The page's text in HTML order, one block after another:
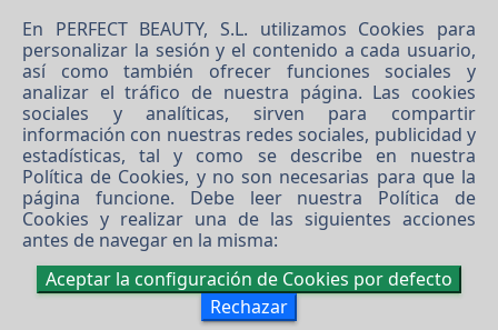
©2026 PERFECT BEAUTY, S.L.
Software XgestEvo
En PERFECT BEAUTY, S.L. utilizamos Cookies para
personalizar la sesión y el contenido a cada usuario,
así como también ofrecer funciones sociales y
analizar el tráfico de nuestra página. Las cookies
sociales y analíticas, sirven para compartir
información con nuestras redes sociales, publicidad y
estadísticas, tal y como se describe en nuestra
Política de Cookies, y no son necesarias para que la
página funcione. Debe leer nuestra Política de
Cookies y realizar una de las siguientes acciones
antes de navegar en la misma:
Aceptar la configuración de Cookies por defecto
Rechazar